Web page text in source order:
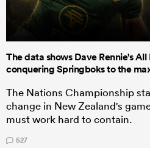
The data shows Dave Rennie's
conquering Springboks to the
The Nations Championship
change in New Zealand's
must work hard to contain.
527